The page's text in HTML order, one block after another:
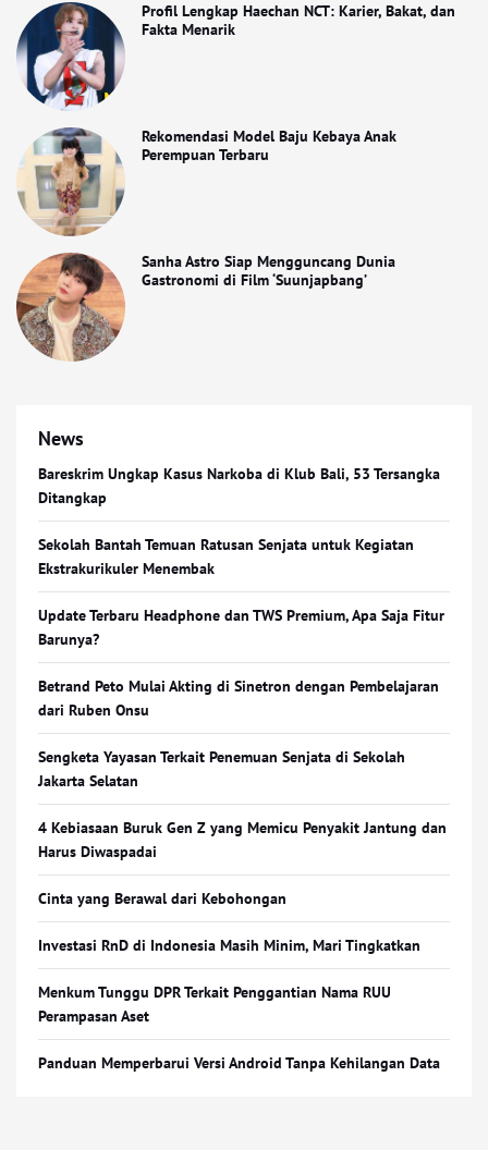
Profil Lengkap Haechan NCT: Karier, Bakat, dan
Fakta Menarik
Rekomendasi Model Baju Kebaya Anak
Perempuan Terbaru
Sanha Astro Siap Mengguncang Dunia
Gastronomi di Film ‘Suunjapbang’
News
Bareskrim Ungkap Kasus Narkoba di Klub Bali, 53 Tersangka
Ditangkap
Sekolah Bantah Temuan Ratusan Senjata untuk Kegiatan
Ekstrakurikuler Menembak
Update Terbaru Headphone dan TWS Premium, Apa Saja Fitur
Barunya?
Betrand Peto Mulai Akting di Sinetron dengan Pembelajaran
dari Ruben Onsu
Sengketa Yayasan Terkait Penemuan Senjata di Sekolah
Jakarta Selatan
4 Kebiasaan Buruk Gen Z yang Memicu Penyakit Jantung dan
Harus Diwaspadai
Cinta yang Berawal dari Kebohongan
Investasi RnD di Indonesia Masih Minim, Mari Tingkatkan
Menkum Tunggu DPR Terkait Penggantian Nama RUU
Perampasan Aset
Panduan Memperbarui Versi Android Tanpa Kehilangan Data